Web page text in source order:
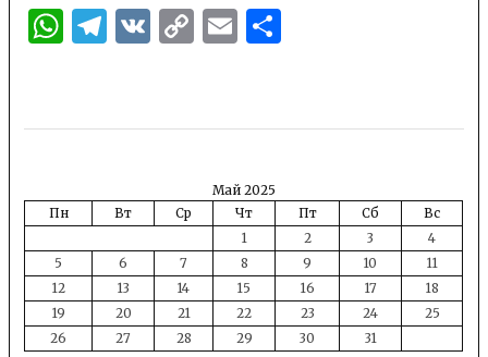
WhatsApp
Telegram
VKCopyEmail
Май 2025
Пн
Вт Ср Чт Пт Сб
Вс
1
2 3
4
5
6 7 8 9 10
11
12
13 14 15 16 17
18
19
20 21 22 23 24
25
26
27 28 29 30 31